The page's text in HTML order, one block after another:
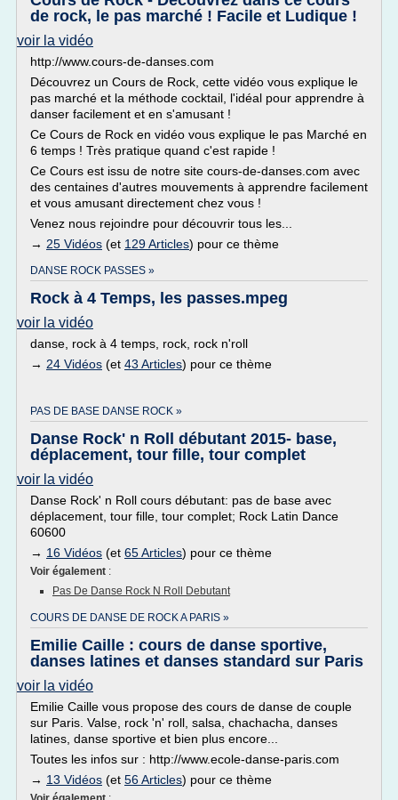
de rock, le pas marché ! Facile et Ludique !
voir la vidéo
http://www.cours-de-danses.com
Découvrez un Cours de Rock, cette vidéo vous explique le
pas marché et la méthode cocktail, l'idéal pour apprendre à
danser facilement et en s'amusant !
Ce Cours de Rock en vidéo vous explique le pas Marché en
6 temps ! Très pratique quand c'est rapide !
Ce Cours est issu de notre site cours-de-danses.com avec
des centaines d'autres mouvements à apprendre facilement
et vous amusant directement chez vous !
Venez nous rejoindre pour découvrir tous les...
→ 25 Vidéos (et 129 Articles) pour ce thème
DANSE ROCK PASSES »
Rock à 4 Temps, les passes.mpeg
voir la vidéo
danse, rock à 4 temps, rock, rock n'roll
→ 24 Vidéos (et 43 Articles) pour ce thème
PAS DE BASE DANSE ROCK »
Danse Rock' n Roll débutant 2015- base,
déplacement, tour fille, tour complet
voir la vidéo
Danse Rock' n Roll cours débutant: pas de base avec
déplacement, tour fille, tour complet; Rock Latin Dance
60600
→ 16 Vidéos (et 65 Articles) pour ce thème
Voir également :
Pas De Danse Rock N Roll Debutant
COURS DE DANSE DE ROCK A PARIS »
Emilie Caille : cours de danse sportive,
danses latines et danses standard sur Paris
voir la vidéo
Emilie Caille vous propose des cours de danse de couple
sur Paris. Valse, rock 'n' roll, salsa, chachacha, danses
latines, danse sportive et bien plus encore...
Toutes les infos sur : http://www.ecole-danse-paris.com
→ 13 Vidéos (et 56 Articles) pour ce thème